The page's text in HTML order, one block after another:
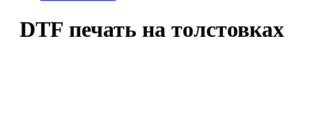
DTF печать на толстовках